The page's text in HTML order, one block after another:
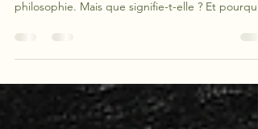
Le fameux "cogito, ergo sum" de Descartes est
philosophie. Mais que signifie-t-elle ? Et pourquoi
est-elle aussi célèbre ?